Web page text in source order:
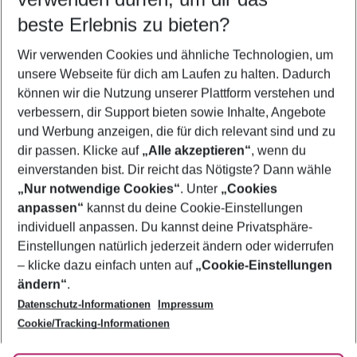
5-8 Nächte
2 Erwachsene Keine Kinder
Mehr Filter anzeigen
Footer
Footer navigation
Über uns
AGB
Bestpreisgarantie
Cookie-Einstellungen ändern
Cookie-Richtlinie
Agenturbetreuung
Barrierefreies Reisen
Folge uns
beste Erlebnis zu bieten?
Wir verwenden Cookies und ähnliche Technologien, um
unsere Webseite für dich am Laufen zu halten. Dadurch
können wir die Nutzung unserer Plattform verstehen und
verbessern, dir Support bieten sowie Inhalte, Angebote
und Werbung anzeigen, die für dich relevant sind und zu
dir passen. Klicke auf „Alle akzeptieren“, wenn du
einverstanden bist. Dir reicht das Nötigste? Dann wähle
„Nur notwendige Cookies“. Unter „Cookies
anpassen“ kannst du deine Cookie-Einstellungen
individuell anpassen. Du kannst deine Privatsphäre-
Einstellungen natürlich jederzeit ändern oder widerrufen
– klicke dazu einfach unten auf „Cookie-Einstellungen
ändern“.
Datenschutz-Informationen
Impressum
Cookie/Tracking-Informationen